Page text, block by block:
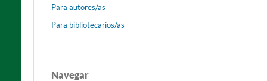
Para autores/as
Para bibliotecarios/as
Navegar